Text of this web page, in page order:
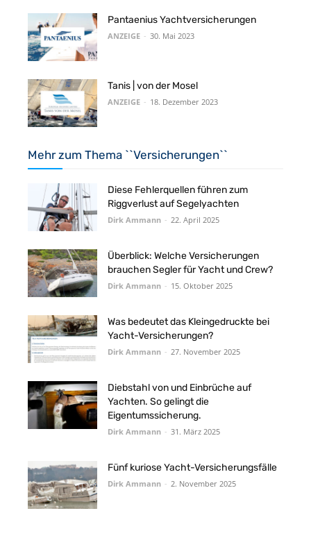
Pantaenius Yachtversicherungen
ANZEIGE - 30. Mai 2023
Tanis | von der Mosel
ANZEIGE - 18. Dezember 2023
Mehr zum Thema ``Versicherungen``
Diese Fehlerquellen führen zum
Riggverlust auf Segelyachten
Dirk Ammann - 22. April 2025
Überblick: Welche Versicherungen
brauchen Segler für Yacht und Crew?
Dirk Ammann - 15. Oktober 2025
Was bedeutet das Kleingedruckte bei
Yacht-Versicherungen?
Dirk Ammann - 27. November 2025
Diebstahl von und Einbrüche auf
Yachten. So gelingt die
Eigentumssicherung.
Dirk Ammann - 31. März 2025
Fünf kuriose Yacht-Versicherungsfälle
Dirk Ammann - 2. November 2025